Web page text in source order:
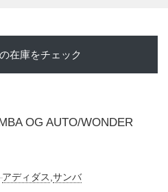
在庫をチェック
OG AUTO/WONDER
アディダス ,サンバ